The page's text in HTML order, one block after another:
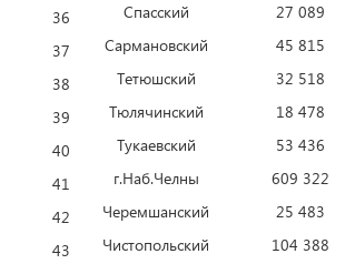
36
Спасский 27 089
37
Сармановский 45 815
38
Тетюшский 32 518
39
Тюлячинский 18 478
40
Тукаевский 53 436
41
г.Наб.Челны 609 322
42
Черемшанский 25 483
43
Чистопольский 104 388